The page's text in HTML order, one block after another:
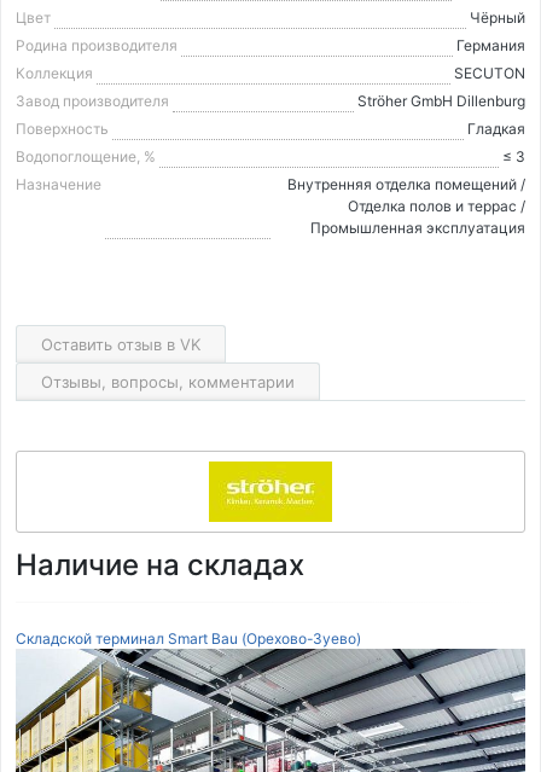
Цвет
Чёрный
Родина производителя
Германия
Коллекция
SECUTON
Завод производителя
Ströher GmbH Dillenburg
Поверхность
Гладкая
Водопоглощение, %
≤ 3
Назначение
Внутренняя отделка помещений /
Отделка полов и террас /
Промышленная эксплуатация
Оставить отзыв в VK
Отзывы, вопросы, комментарии
Наличие на складах
Складской терминал Smart Bau (Орехово-Зуево)